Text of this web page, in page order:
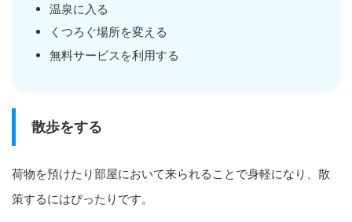
温泉に入る
くつろぐ場所を変える
無料サービスを利用する
散歩をする
荷物を預けたり部屋において来られることで身軽になり、散
策するにはぴったりです。